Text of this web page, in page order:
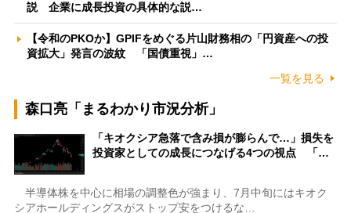
説 企業に成長投資の具体的な説…
【令和のPKOか】GPIFをめぐる片山財務相の「円資産への投
資拡大」発言の波紋 「国債重視」…
一覧を見る
森口亮「まるわかり市況分析」
「キオクシア急落で含み損が膨らんで…」損失を
投資家としての成長につなげる4つの視点 「…
半導体株を中心に相場の調整色が強まり、7月中旬にはキオク
シアホールディングスがストップ安をつけるな…